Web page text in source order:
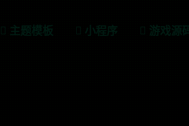
主题模板 小程序 游戏源